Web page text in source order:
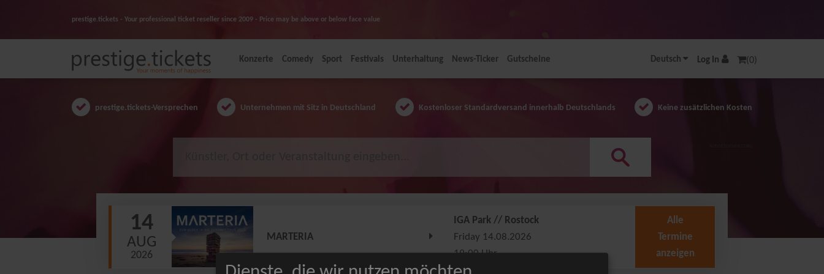
prestige.tickets - Your professional ticket reseller since 2009 - Price may be above or below face value
Deutsch Log In (0)
Konzerte Comedy Sport Festivals Unterhaltung News-Ticker Gutscheine
prestige.tickets-Versprechen Unternehmen mit Sitz in Deutschland Kostenloser Standardversand innerhalb Deutschlands Keine zusätzlichen Kosten
14
AUG
2026
MARTERIA
IGA Park // Rostock
Friday 14.08.2026
19:00 Uhr
Alle
Termine
anzeigen